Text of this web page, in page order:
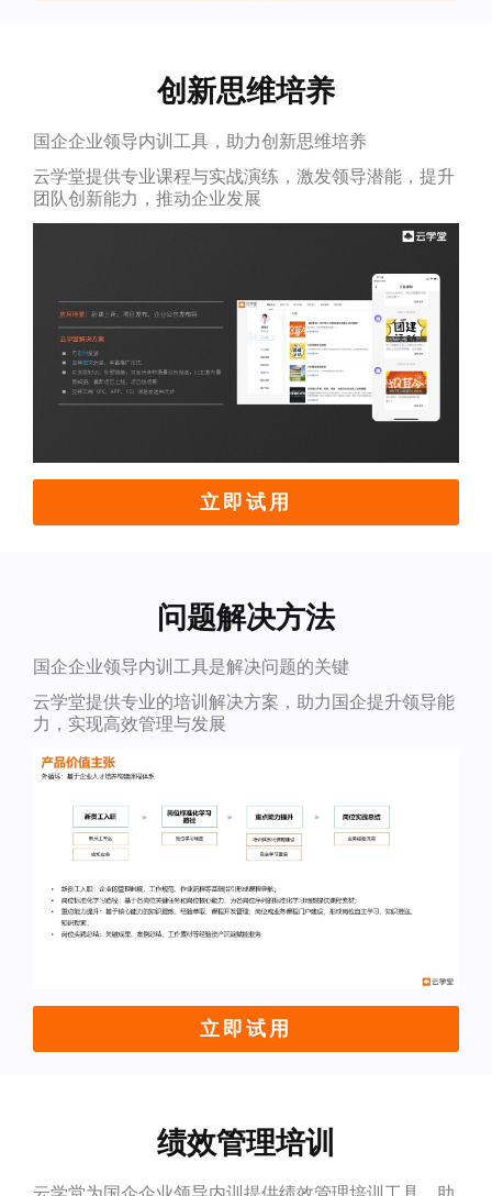
创新思维培养
国企企业领导内训工具，助力创新思维培养
云学堂提供专业课程与实战演练，激发领导潜能，提升
团队创新能力，推动企业发展
立即试用
问题解决方法
国企企业领导内训工具是解决问题的关键
云学堂提供专业的培训解决方案，助力国企提升领导能
力，实现高效管理与发展
立即试用
绩效管理培训